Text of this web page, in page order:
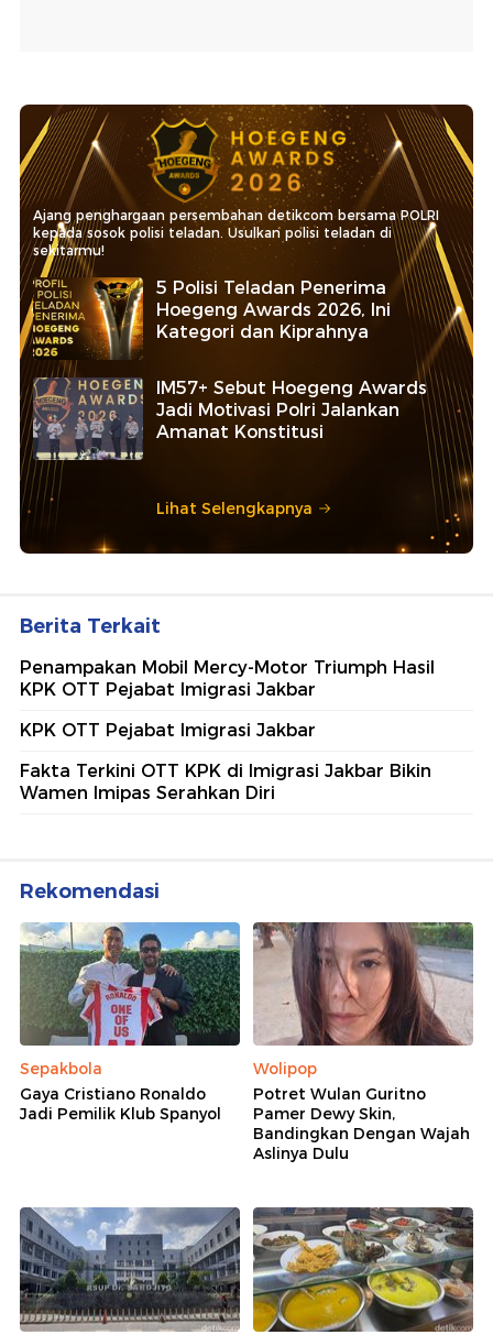
Ajang penghargaan persembahan detikcom bersama POLRI
kepada sosok polisi teladan. Usulkan polisi teladan di
sekitarmu!
5 Polisi Teladan Penerima
Hoegeng Awards 2026, Ini
Kategori dan Kiprahnya
IM57+ Sebut Hoegeng Awards
Jadi Motivasi Polri Jalankan
Amanat Konstitusi
Lihat Selengkapnya
Berita Terkait
Penampakan Mobil Mercy-Motor Triumph Hasil
KPK OTT Pejabat Imigrasi Jakbar
KPK OTT Pejabat Imigrasi Jakbar
Fakta Terkini OTT KPK di Imigrasi Jakbar Bikin
Wamen Imipas Serahkan Diri
Rekomendasi
Sepakbola
Gaya Cristiano Ronaldo
Jadi Pemilik Klub Spanyol
Wolipop
Potret Wulan Guritno
Pamer Dewy Skin,
Bandingkan Dengan Wajah
Aslinya Dulu